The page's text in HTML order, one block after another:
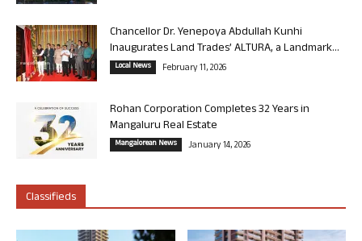
Chancellor Dr. Yenepoya Abdullah Kunhi
Inaugurates Land Trades’ ALTURA, a Landmark...
Local News February 11, 2026
Rohan Corporation Completes 32 Years in
Mangaluru Real Estate
Mangalorean News January 14, 2026
Classifieds